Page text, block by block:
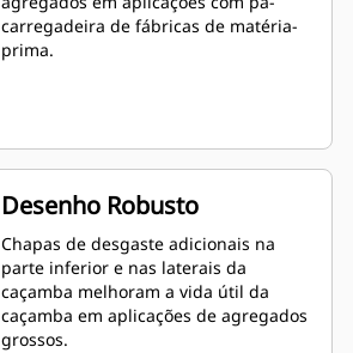
carregadeira de fábricas de matéria-
prima.
Desenho Robusto
Chapas de desgaste adicionais na
parte inferior e nas laterais da
caçamba melhoram a vida útil da
caçamba em aplicações de agregados
grossos.